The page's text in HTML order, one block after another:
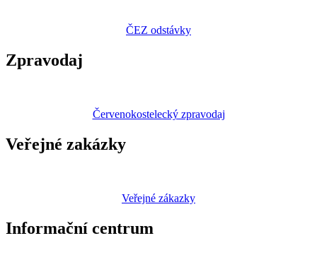
ČEZ odstávky
Zpravodaj
Červenokostelecký zpravodaj
Veřejné zakázky
Veřejné zákazky
Informační centrum